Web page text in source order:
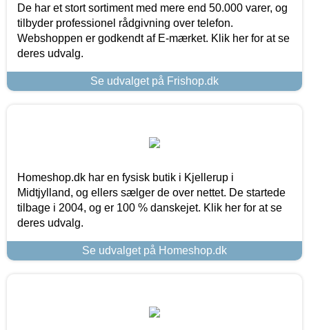
De har et stort sortiment med mere end 50.000 varer, og
tilbyder professionel rådgivning over telefon.
Webshoppen er godkendt af E-mærket. Klik her for at se
deres udvalg.
Se udvalget på Frishop.dk
Homeshop.dk har en fysisk butik i Kjellerup i
Midtjylland, og ellers sælger de over nettet. De startede
tilbage i 2004, og er 100 % danskejet. Klik her for at se
deres udvalg.
Se udvalget på Homeshop.dk